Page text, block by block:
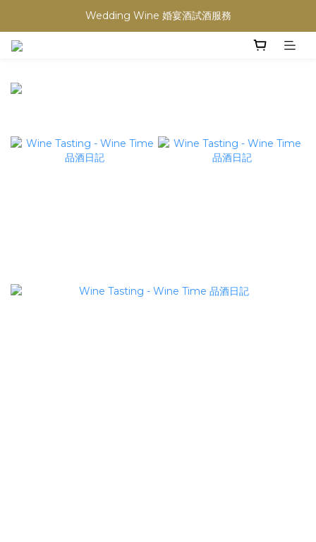
買滿任何酒類 六支 或買滿 $1200 (不限支數) 皆可享免費送貨
Wedding Wine 婚宴酒試酒服務
買滿任何酒類 六支 或買滿 $1200 (不限支數) 皆可享免費送貨